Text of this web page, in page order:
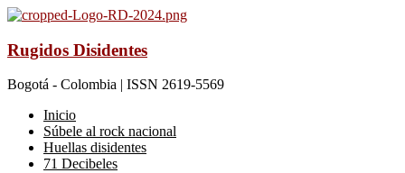
Rugidos Disidentes
Bogotá - Colombia | ISSN 2619-5569
Inicio
Súbele al rock nacional
Huellas disidentes
71 Decibeles